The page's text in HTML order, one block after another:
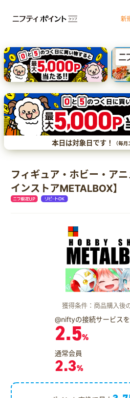
新
三井住友カード（NL）オーロラデザイン
【三井住友銀行口座お持ちの方専用】Olive
ライフカードビジネスライトプラス dカ
本日は対象日です！ （毎
フィギュア・ホビー・ア
インストアMETALBOX】
獲得条件：商品購入後
@niftyの接続サービス
2.5%
通常会員
2.3%